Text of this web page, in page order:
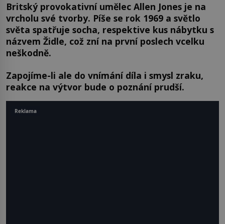
Britský provokativní umělec Allen Jones je na
vrcholu své tvorby. Píše se rok 1969 a světlo
světa spatřuje socha, respektive kus nábytku s
názvem Židle, což zní na první poslech vcelku
neškodně.
Zapojíme-li ale do vnímání díla i smysl zraku,
reakce na výtvor bude o poznání prudší.
Reklama